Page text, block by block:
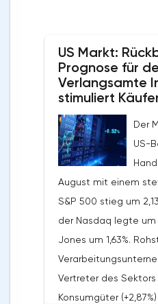
US Markt:
Prognose für
Verlangsamte
stimuliert
Der
US-
August mit einem
S&P 500 stieg um
der Nasdaq legte um
Jones um 1,63%.
Vertreter des Sektors
Konsumgüter